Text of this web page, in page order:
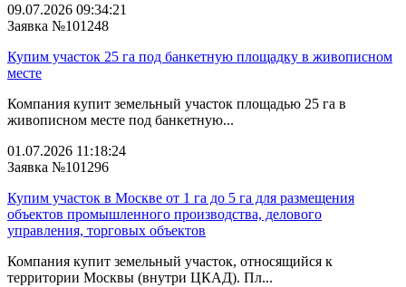
09.07.2026 09:34:21
Заявка №101248
Купим участок 25 га под банкетную площадку в живописном
месте
Компания купит земельный участок площадью 25 га в
живописном месте под банкетную...
01.07.2026 11:18:24
Заявка №101296
Купим участок в Москве от 1 га до 5 га для размещения
объектов промышленного производства, делового
управления, торговых объектов
Компания купит земельный участок, относящийся к
территории Москвы (внутри ЦКАД). Пл...